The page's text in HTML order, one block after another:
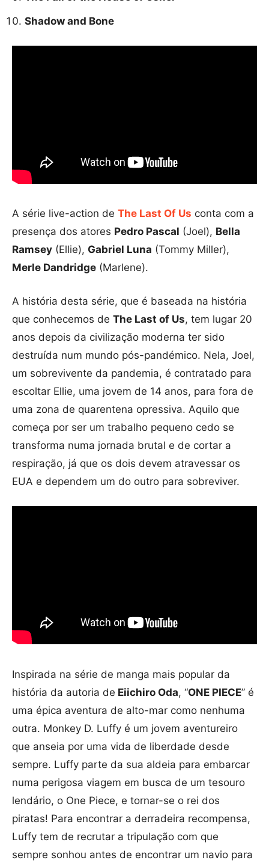
Shadow and Bone
A série live-action de The Last Of Us conta com a
presença dos atores Pedro Pascal (Joel), Bella
Ramsey (Ellie), Gabriel Luna (Tommy Miller),
Merle Dandridge (Marlene).
A história desta série, que é baseada na história
que conhecemos de The Last of Us, tem lugar 20
anos depois da civilização moderna ter sido
destruída num mundo pós-pandémico. Nela, Joel,
um sobrevivente da pandemia, é contratado para
escoltar Ellie, uma jovem de 14 anos, para fora de
uma zona de quarentena opressiva. Aquilo que
começa por ser um trabalho pequeno cedo se
transforma numa jornada brutal e de cortar a
respiração, já que os dois devem atravessar os
EUA e dependem um do outro para sobreviver.
Inspirada na série de manga mais popular da
história da autoria de Eiichiro Oda, “ONE PIECE” é
uma épica aventura de alto-mar como nenhuma
outra. Monkey D. Luffy é um jovem aventureiro
que anseia por uma vida de liberdade desde
sempre. Luffy parte da sua aldeia para embarcar
numa perigosa viagem em busca de um tesouro
lendário, o One Piece, e tornar-se o rei dos
piratas! Para encontrar a derradeira recompensa,
Luffy tem de recrutar a tripulação com que
sempre sonhou antes de encontrar um navio para